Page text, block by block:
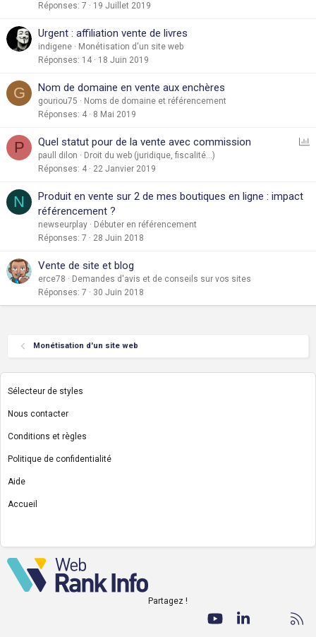
Réponses 7 19 Juillet 2019
Urgent : affiliation vente de livres
indigene
Monétisation d'un site web
Réponses 14 18 Juin 2019
G Nom de domaine en vente aux enchères
gouriou75
Noms de domaine et référencement
Réponses 4 8 Mai 2019
P Quel statut pour de la vente avec commission
paull dilon
Droit du web (juridique, fiscalité...)
Réponses 4 22 Janvier 2019
N
Produit en vente sur 2 de mes boutiques en ligne : impact
référencement ?
newseurplay
Débuter en référencement
Réponses 7 28 Juin 2018
Vente de site et blog
erce78
Demandes d'avis et de conseils sur vos sites
Réponses 7 30 Juin 2018
Monétisation d'un site web
Sélecteur de styles
Nous contacter
Conditions et règles
Politique de confidentialité
Aide
Accueil
Partagez !
FacebookTwitter youtubeLinkedInNous